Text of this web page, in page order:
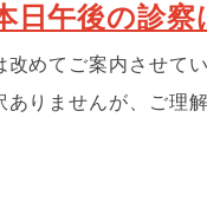
日午後の診
めてご案内させて
りませんが、ご理